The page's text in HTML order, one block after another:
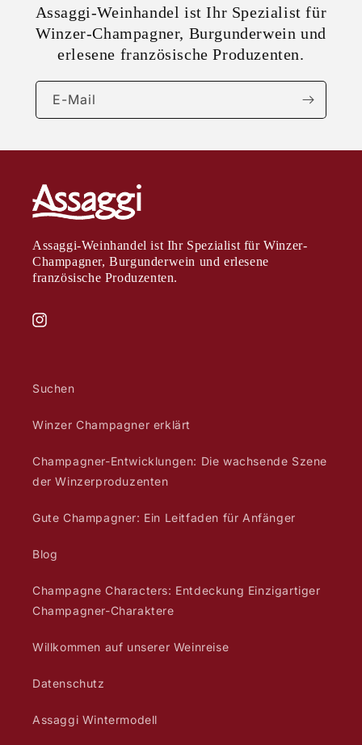
Assaggi-Weinhandel ist Ihr Spezialist für
Winzer-Champagner, Burgunderwein und
erlesene französische Produzenten.
E-Mail
Assaggi-Weinhandel ist Ihr Spezialist für Winzer-
Champagner, Burgunderwein und erlesene
französische Produzenten.
Instagram
Suchen
Winzer Champagner erklärt
Champagner-Entwicklungen: Die wachsende Szene
der Winzerproduzenten
Gute Champagner: Ein Leitfaden für Anfänger
Blog
Champagne Characters: Entdeckung Einzigartiger
Champagner-Charaktere
Willkommen auf unserer Weinreise
Datenschutz
Assaggi Wintermodell